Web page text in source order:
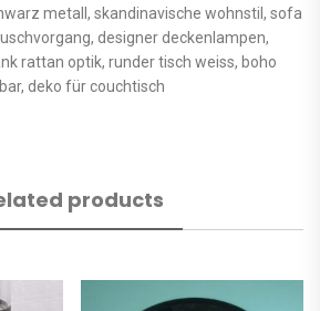
metall, skandinavische wohnstil, sofa
designer deckenlampen,
rattan optik, runder tisch weiss, boho
deko für couchtisch
products